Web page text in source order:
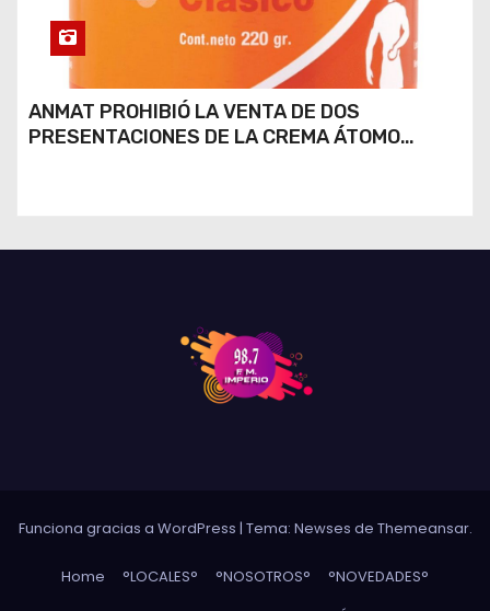
ANMAT PROHIBIÓ LA VENTA DE DOS
PRESENTACIONES DE LA CREMA ÁTOMO
Funciona gracias a WordPress | Tema: Newses de Themeansar.
Home °LOCALES° °NOSOTROS°
°NOVEDADES°